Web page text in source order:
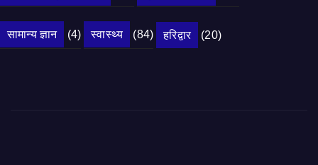
सामान्य ज्ञान (4) स्वास्थ्य (84) हरिद्वार (20)